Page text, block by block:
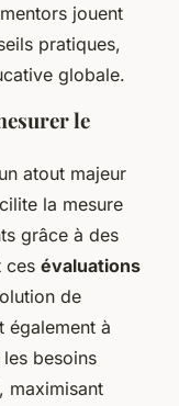
jouent
pratiques,
globale.
le
atout majeur
la mesure
grâce à des
ces évaluations
de
également à
besoins
maximisant